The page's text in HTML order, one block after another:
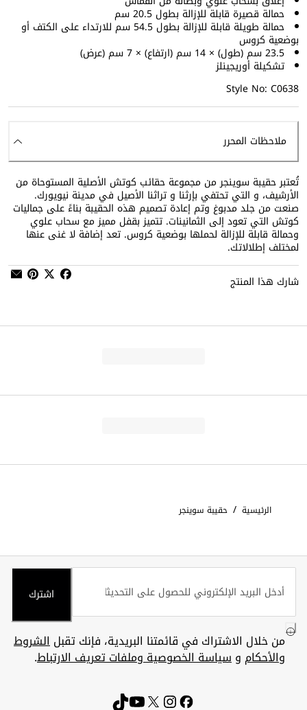
حمالة قصيرة قابلة للإزالة بطول 20.5 سم
حمالة طويلة قابلة للإزالة بطول 54.5 سم للارتداء على الكتف أو
بوضعية كروس
23.5 سم (طول) × 14 سم (ارتفاع) × 7 سم (عرض)
تشكيلة أوريجينلز
Style No: C0638
ملاحظات المحرر
تُعتبر حقيبة سوينجر من مجموعة حقائب كوتش الأصلية المستوحاة من
الأرشيف، و التي تحتفي بإرثنا و تراثنا الأصيل في مدينة نيويورك.
صنعت من جلد مدبوغ وتم إعادة تصميم هذه الحقيبة بناءً على جماليات
كوتش التي تعود إلى الثمانينات. تتميز بقفل مميز مع سحاب علوي
وحمالة قابلة للإزالة لحملها بوضعية كروس. تعد إضافة لا غنى عنها
لمختلف إطلالاتك.
شارك هذا المنتج
الرئيسية / حقيبة سوينجر
اشترك
من خلال الاشتراك في قائمتنا البريدية، فإنك تقبلالشروط
والأحكام وسياسة الخصوصية وملفات تعريف الارتباط.